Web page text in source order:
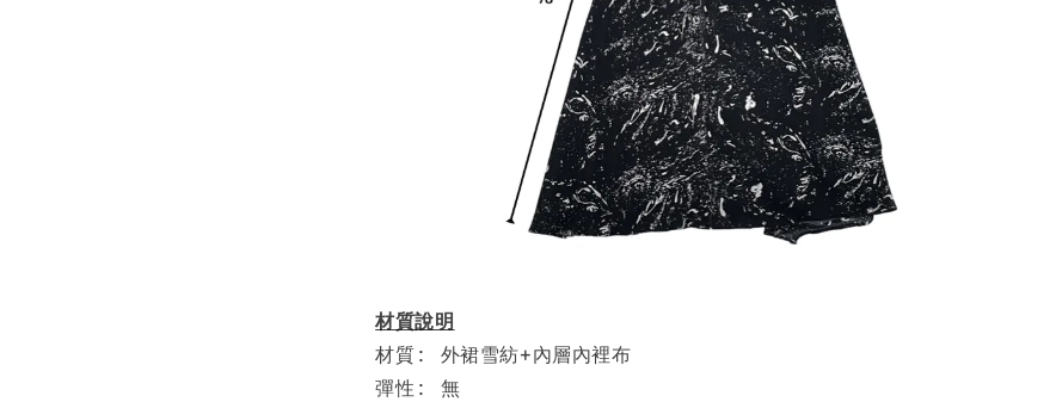
材質說明
材質: 外裙雪紡+內層內裡布
彈性: 無